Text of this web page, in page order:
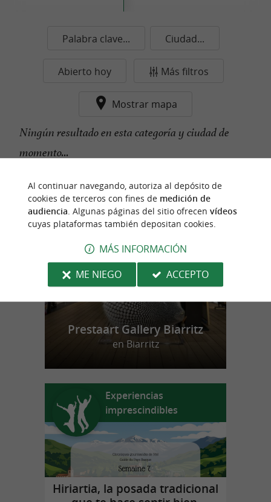
Palabra clave... Ciudad...
Abierto hoy Más filtros
Mostrar mapa
Ningún resultado en esta categoría y ciudad de
momento...
n
u
e
s
t
r
o
f
a
v
o
r
i
t
o
Prestaart Gallery Biarritz
en Biarritz
Experiencias
imprescindibles
Hiriartia, la posada tradicional
Al continuar navegando, autoriza al depósito de
cookies de terceros con fines de medición de
audiencia . Algunas páginas del sitio ofrecen vídeos
cuyas plataformas también depositan cookies.
MÁS INFORMACIÓN
ME NIEGO
ACCEPTO